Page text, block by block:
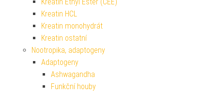
Kreatin HCL
Kreatin monohydrát
Kreatin ostatní
Nootropika, adaptogeny
Adaptogeny
Ashwagandha
Funkční houby